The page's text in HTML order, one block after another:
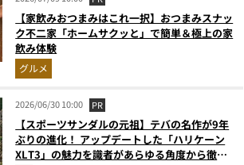
【家飲みおつまみはこれ一択】おつまみスナッ
ク不二家「ホームサクッと」で簡単＆極上の家
飲み体験
グルメ
2026/06/30 10:00 PR
【スポーツサンダルの元祖】テバの名作が9年
ぶりの進化！ アップデートした「ハリケーン
XLT3」の魅力を識者があらゆる角度から徹底